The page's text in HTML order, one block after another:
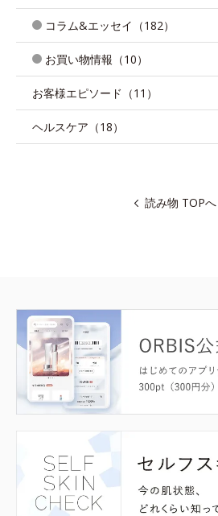
コラム&エッセイ（182）
お買い物情報（10）
お客様エピソード（11）
ヘルスケア（18）
読み物 TOPへ